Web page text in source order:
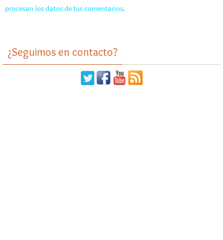
procesan los datos de tus comentarios.
¿Seguimos en contacto?